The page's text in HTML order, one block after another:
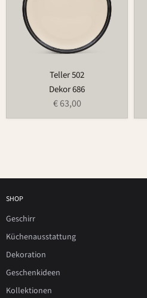
Teller 502
Dekor 686
€ 63,00
SHOP
Geschirr
Küchenausstattung
Dekoration
Geschenkideen
Kollektionen